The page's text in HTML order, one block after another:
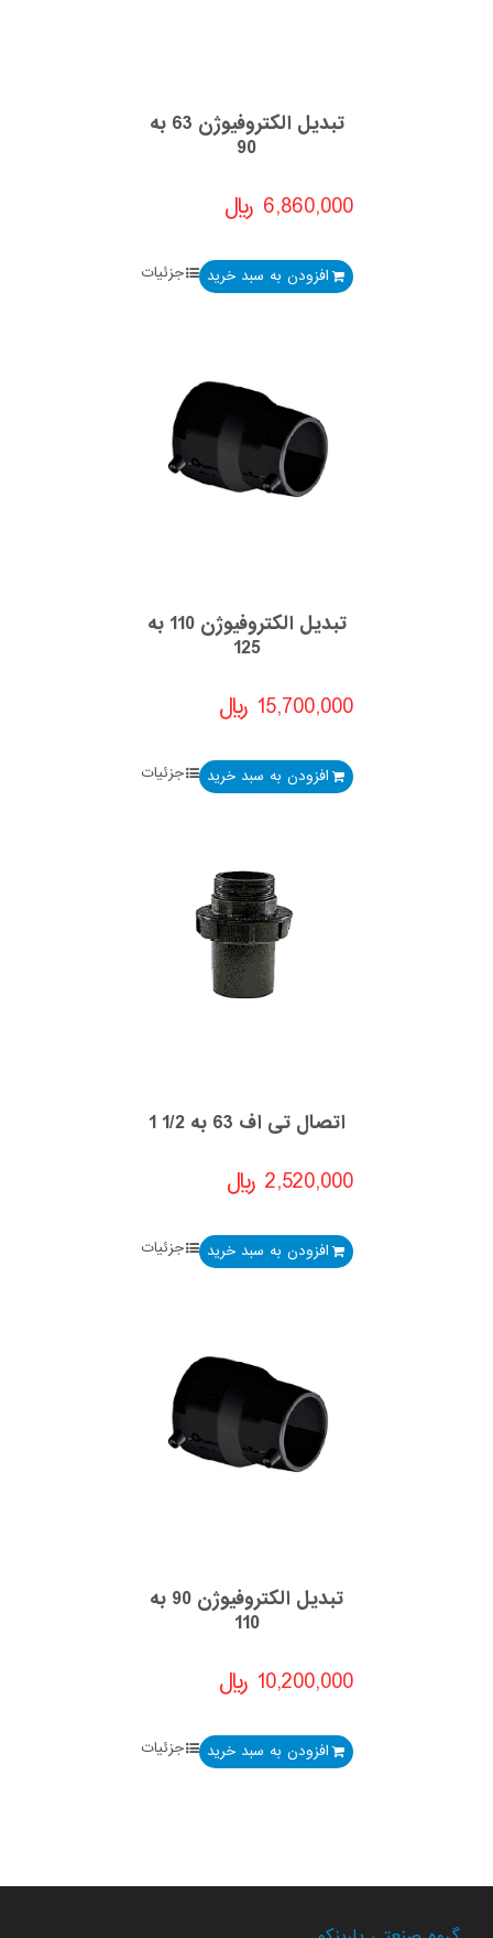
تبدیل الکتروفیوژن 63 به
90
﷼ 6,860,000
افزودن به سبد خرید جزئیات
تبدیل الکتروفیوژن 110 به
125
﷼ 15,700,000
افزودن به سبد خرید جزئیات
اتصال تی اف 63 به 1/2 1
﷼ 2,520,000
افزودن به سبد خرید جزئیات
تبدیل الکتروفیوژن 90 به
110
﷼ 10,200,000
افزودن به سبد خرید جزئیات